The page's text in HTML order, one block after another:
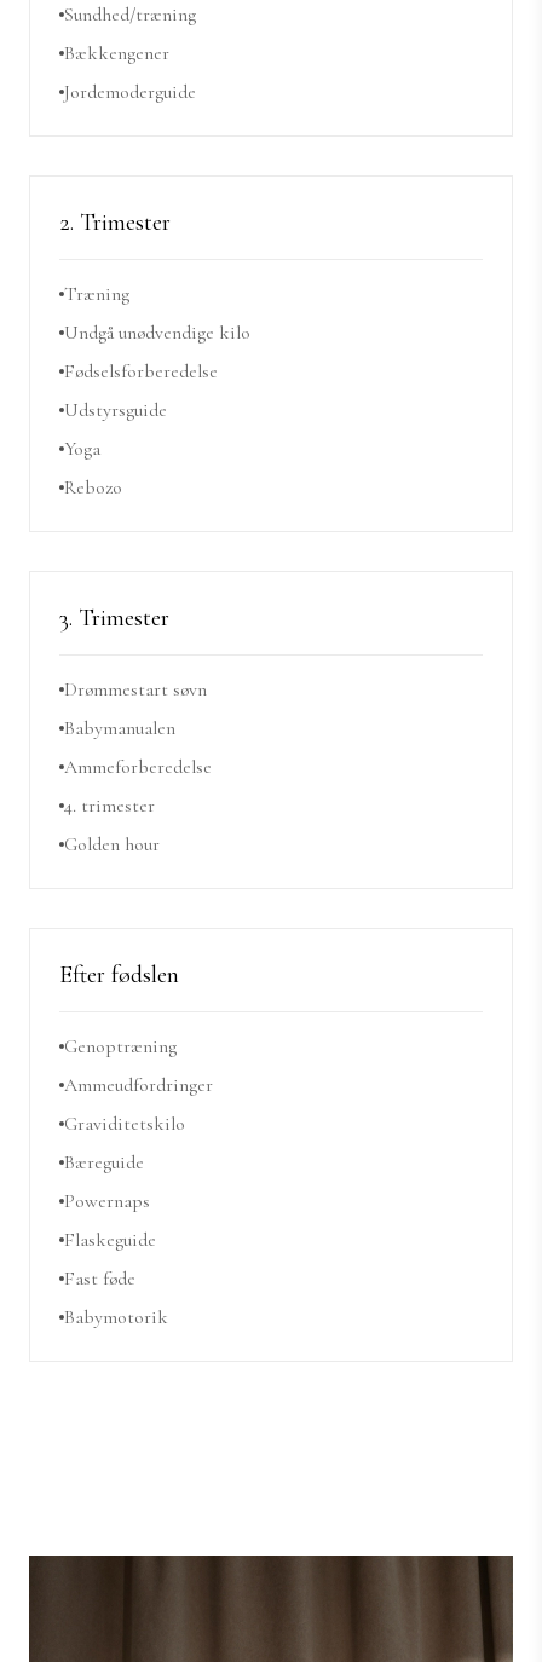
Sundhed/træning
Bækkengener
Jordemoderguide
2. Trimester
Træning
Undgå unødvendige kilo
Fødselsforberedelse
Udstyrsguide
Yoga
Rebozo
3. Trimester
Drømmestart søvn
Babymanualen
Ammeforberedelse
4. trimester
Golden hour
Efter fødslen
Genoptræning
Ammeudfordringer
Graviditetskilo
Bæreguide
Powernaps
Flaskeguide
Fast føde
Babymotorik